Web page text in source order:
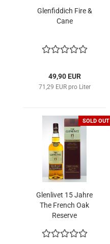
Glenfiddich Fire &
Cane
49,90 EUR
71,29 EUR pro Liter
SOLD OUT
Glenlivet 15 Jahre
The French Oak
Reserve